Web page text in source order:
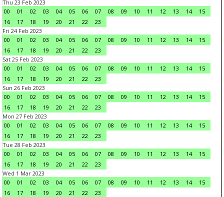
Thu 23 Feb 2023
00
01 02 03 04 05 06 07 08 09 10 11 12 13 14
15
16
17 18 19 20 21 22
23
Fri 24 Feb 2023
00
01 02 03 04 05 06 07 08 09 10 11 12 13 14
15
16
17 18 19 20 21 22
23
Sat 25 Feb 2023
00
01 02 03 04 05 06 07 08 09 10 11 12 13 14
15
16
17 18 19 20 21 22
23
Sun 26 Feb 2023
00
01 02 03 04 05 06 07 08 09 10 11 12 13 14
15
16
17 18 19 20 21 22
23
Mon 27 Feb 2023
00
01 02 03 04 05 06 07 08 09 10 11 12 13 14
15
16
17 18 19 20 21 22
23
Tue 28 Feb 2023
00
01 02 03 04 05 06 07 08 09 10 11 12 13 14
15
16
17 18 19 20 21 22
23
Wed 1 Mar 2023
00
01 02 03 04 05 06 07 08 09 10 11 12 13 14
15
16
17 18 19 20 21 22
23